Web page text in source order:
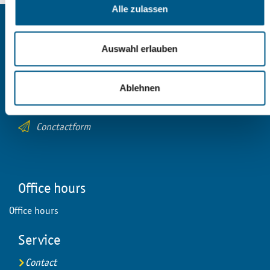
Alle zulassen
Auswahl erlauben
Ablehnen
Contact
Stadtverwaltung Reichenbach
Markt 1
+49 (0)3765 | 524 - 0
Conctactform
Office hours
Office hours
Service
Contact